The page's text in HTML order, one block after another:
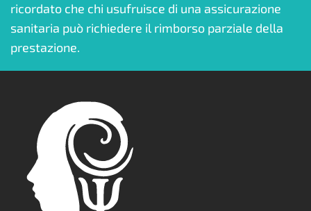
ricordato che chi usufruisce di una assicurazione
sanitaria può richiedere il rimborso parziale della
prestazione.